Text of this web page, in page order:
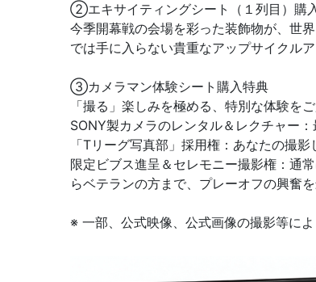
②エキサイティングシート（１列目）購
今季開幕戦の会場を彩った装飾物が、世
では手に入らない貴重なアップサイクル
③カメラマン体験シート購入特典
「撮る」楽しみを極める、特別な体験を
SONY製カメラのレンタル＆レクチャー：
「Tリーグ写真部」採用権：あなたの撮
限定ビブス進呈＆セレモニー撮影権：通
らベテランの方まで、プレーオフの興奮
※ 一部、公式映像、公式画像の撮影等に